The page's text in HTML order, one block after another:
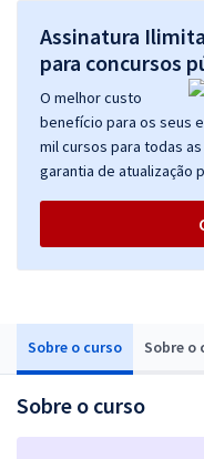
Sobre o curso Sobre o
Sobre o curso
Assinatura
para concursos
O melhor custo
benefício para os seus
mil cursos para todas
garantia de atualização